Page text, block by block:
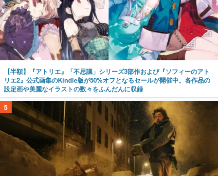
【半額】『アトリエ』「不思議」シリーズ3部作および『ソフィーのアト
リエ2』公式画集のKindle版が50%オフとなるセールが開催中。各作品の
設定画や美麗なイラストの数々をふんだんに収録
5